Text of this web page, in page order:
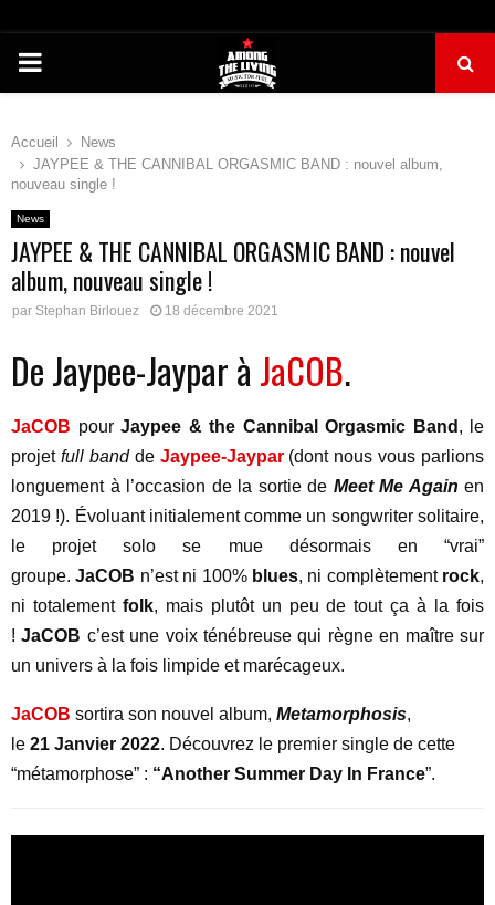
PRIMARY
Accueil
News
JAYPEE & THE CANNIBAL ORGASMIC BAND : nouvel album,
nouveau single !
News
JAYPEE & THE CANNIBAL ORGASMIC BAND : nouvel
album, nouveau single !
par Stephan Birlouez 18 décembre 2021
De Jaypee-Jaypar àJaCOB.
JaCOB pour Jaypee & the Cannibal Orgasmic Band , le
projet full bandde Jaypee-Jaypar (dont nous vous parlions
longuement à l’occasion de la sortie de Meet Me Again en
2019 !). Évoluant initialement comme un songwriter solitaire,
le projet solo se mue désormais en “vrai”
groupe.JaCOB n’est ni 100% blues, ni complètement rock,
ni totalementfolk, mais plutôt un peu de tout ça à la fois
!JaCOB c’est une voix ténébreuse qui règne en maître sur
un univers à la fois limpide et marécageux.
JaCOB sortira son nouvel album, Metamorphosis,
le 21 Janvier 2022. Découvrez le premier single de cette
“métamorphose” : “Another Summer Day In France”.